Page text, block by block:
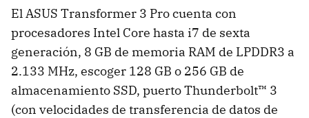
El ASUS Transformer 3 Pro cuenta con
procesadores Intel Core hasta i7 de sexta
generación, 8 GB de memoria RAM de LPDDR3 a
2.133 MHz, escoger 128 GB o 256 GB de
almacenamiento SSD, puerto Thunderbolt™ 3
(con velocidades de transferencia de datos de